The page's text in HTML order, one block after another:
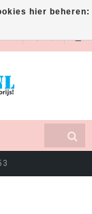
hier beheren: